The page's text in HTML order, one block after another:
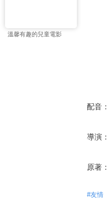
溫馨有趣的兒童電影
配音：
導演：
原著：
#友情